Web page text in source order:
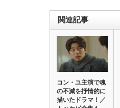
関連記事
コン・ユ主演で魂
の不滅を抒情的に
描いたドラマ！／